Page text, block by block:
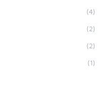
(4)
(2)
(2)
(1)